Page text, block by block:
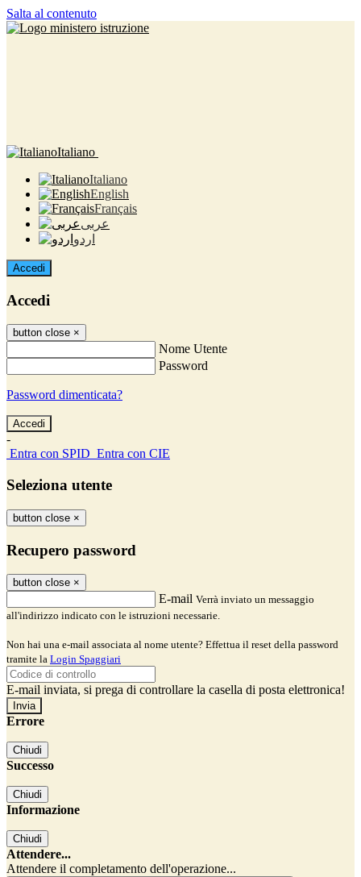
Salta al contenuto
Italiano
Italiano
English
Français
عربى
اردو
Accedi
Accedi
button close ×
Nome Utente
Password
Password dimenticata?
-
Entra con SPID Entra con CIE
Seleziona utente
button close ×
Recupero password
button close ×
E-mail Verrà inviato un messaggio
all'indirizzo indicato con le istruzioni necessarie.
Non hai una e-mail associata al nome utente? Effettua il reset della password
tramite la Login Spaggiari
E-mail inviata, si prega di controllare la casella di posta elettronica!
Errore
Chiudi
Successo
Chiudi
Informazione
Chiudi
Attendere...
Attendere il completamento dell'operazione...